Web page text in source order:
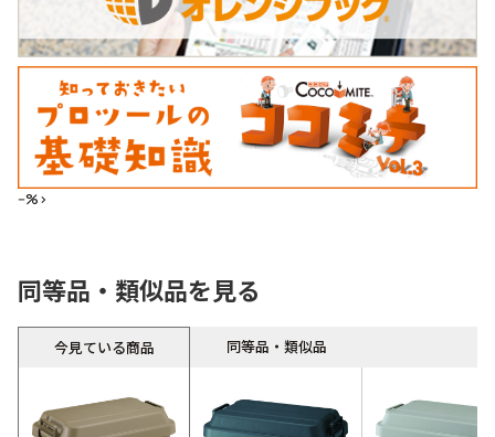
--%>
同等品・類似品を見る
今見ている商品 同等品・類似品